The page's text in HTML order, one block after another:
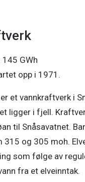
GWh
opp i 1971.
et vannkraftverk i
ligger i fjell.
til Snåsavatnet.
315 og 305 moh.
som følge av
fra et elveinntak.